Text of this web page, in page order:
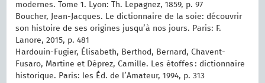
modernes.‎ Tome 1.‎ Lyon: Th. Lepagnez, 1859, p. 97
Boucher, Jean-Jacques. Le dictionnaire de la soie: découvrir
son histoire de ses origines jusqu’à nos jours. Paris: F.
Lanore, 2015, p. 481
Hardouin-Fugier, Élisabeth, Berthod, Bernard, Chavent-
Fusaro, Martine et Déprez, Camille. Les étoffes : dictionnaire
historique. Paris: les Éd. de l’Amateur, 1994, p. 313